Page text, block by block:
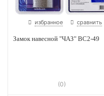
избранное сравнить
Замок навесной "ЧАЗ" ВС2-49
(0)